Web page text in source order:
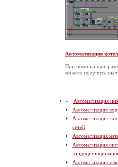
Автоматизация
При помощи
можете получить
Автоматизация
Автоматизация
Автоматизация
сетей
Автоматизация
Автоматизация
Автоматизация